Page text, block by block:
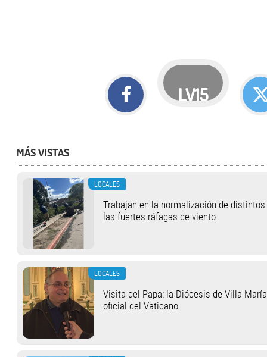
LV15
MÁS VISTAS
LOCALES
Trabajan en la normalización de
las fuertes ráfagas de viento
LOCALES
Visita del Papa: la Diócesis de Villa
oficial del Vaticano